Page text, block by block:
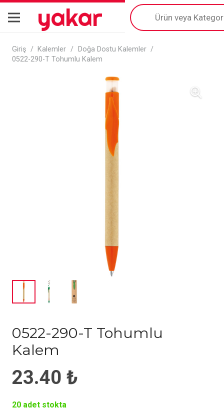
yakar
Products
search
Giriş / Kalemler / Doğa Dostu Kalemler /
0522-290-T Tohumlu Kalem
0522-290-T Tohumlu
Kalem
23.40 ₺
20 adet stokta